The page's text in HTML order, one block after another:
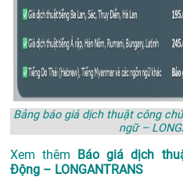
Bảng báo giá dịch thuật công
ngữ –
Xem thêm
Báo giá dịch
Động – LONGANTRANS